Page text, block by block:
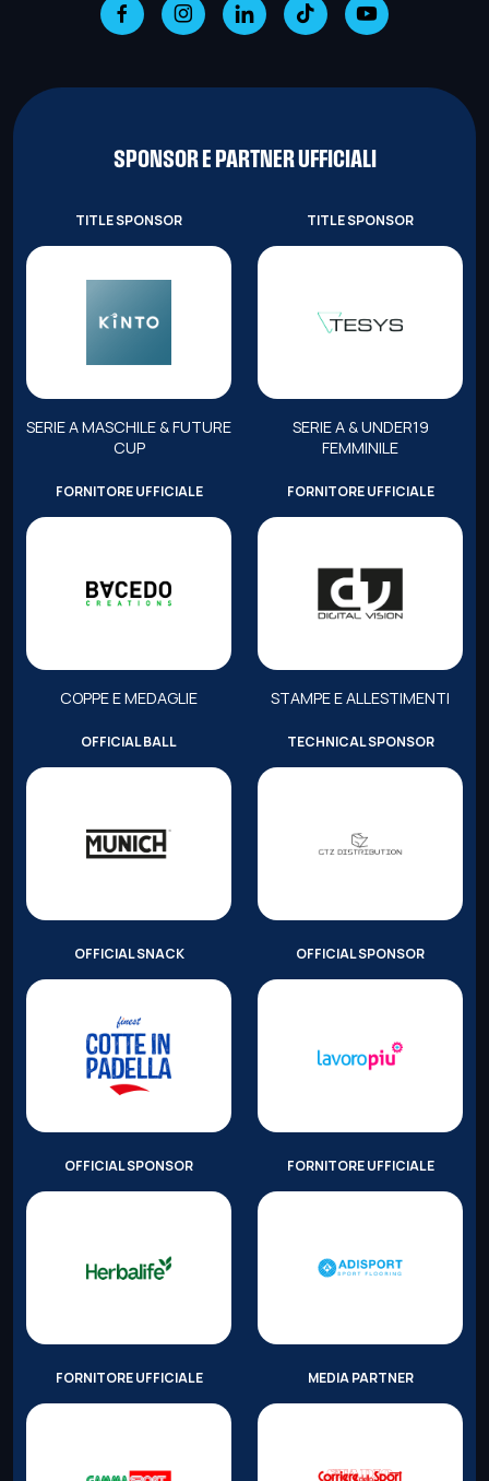
SPONSOR E PARTNER UFFICIALI
TITLE SPONSOR
SERIE A MASCHILE & FUTURE
CUP
TITLE SPONSOR
SERIE A & UNDER19
FEMMINILE
FORNITORE UFFICIALE
COPPE E MEDAGLIE
FORNITORE UFFICIALE
STAMPE E ALLESTIMENTI
OFFICIAL BALL TECHNICAL SPONSOR
OFFICIAL SNACK OFFICIAL SPONSOR
OFFICIAL SPONSOR FORNITORE UFFICIALE
FORNITORE UFFICIALE MEDIA PARTNER